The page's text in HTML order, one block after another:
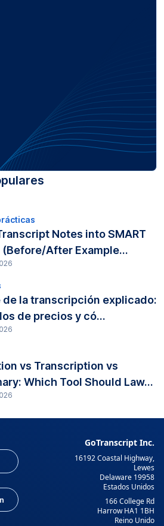
Notes into SMART
(Before/After Example...
de la transcripción explicado:
de precios y có...
vs Transcription vs
Which Tool Should Law...
GoTranscript Inc.
16192 Coastal Highway,
Lewes
Delaware 19958
Estados Unidos
166 College Rd
Harrow HA1 1BH
Reino Unido